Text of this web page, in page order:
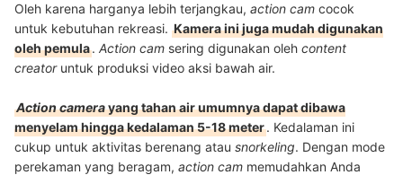
Oleh karena harganya lebih terjangkau, action cam cocok
untuk kebutuhan rekreasi. Kamera ini juga mudah digunakan
oleh pemula. Action cam sering digunakan oleh content
creatoruntuk produksi video aksi bawah air.
Action camerayang tahan air umumnya dapat dibawa
menyelam hingga kedalaman 5-18 meter. Kedalaman ini
cukup untuk aktivitas berenang atau snorkeling. Dengan mode
perekaman yang beragam, action cam memudahkan Anda